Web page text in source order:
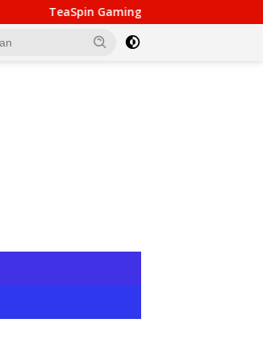
Your Personal Gateway to Premium